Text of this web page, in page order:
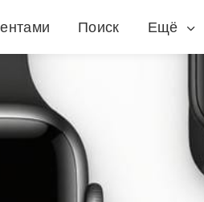
Поиск Ещё